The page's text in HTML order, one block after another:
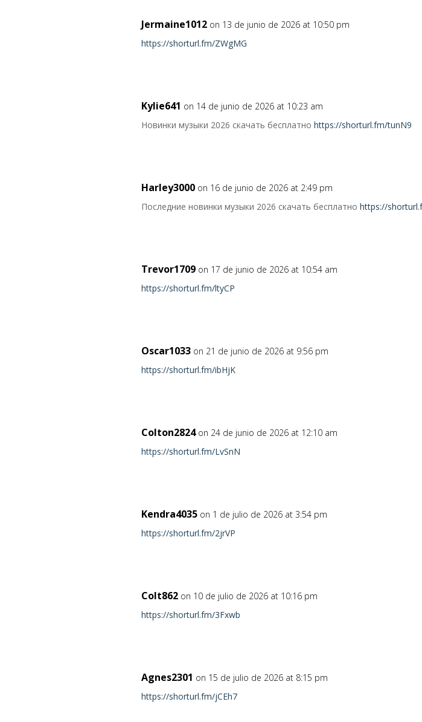
Jermaine1012 on 13 de junio de 2026 at 10:50 pm
https://shorturl.fm/ZWgMG
Kylie641 on 14 de junio de 2026 at 10:23 am
Новинки музыки 2026 скачать бесплатноhttps://shorturl.fm/tunN9
Harley3000 on 16 de junio de 2026 at 2:49 pm
Последние новинки музыки 2026 скачать бесплатноhttps://
Trevor1709 on 17 de junio de 2026 at 10:54 am
https://shorturl.fm/ltyCP
Oscar1033 on 21 de junio de 2026 at 9:56 pm
https://shorturl.fm/ibHjK
Colton2824 on 24 de junio de 2026 at 12:10 am
https://shorturl.fm/LvSnN
Kendra4035 on 1 de julio de 2026 at 3:54 pm
https://shorturl.fm/2jrVP
Colt862 on 10 de julio de 2026 at 10:16 pm
https://shorturl.fm/3Fxwb
Agnes2301 on 15 de julio de 2026 at 8:15 pm
https://shorturl.fm/jCEh7